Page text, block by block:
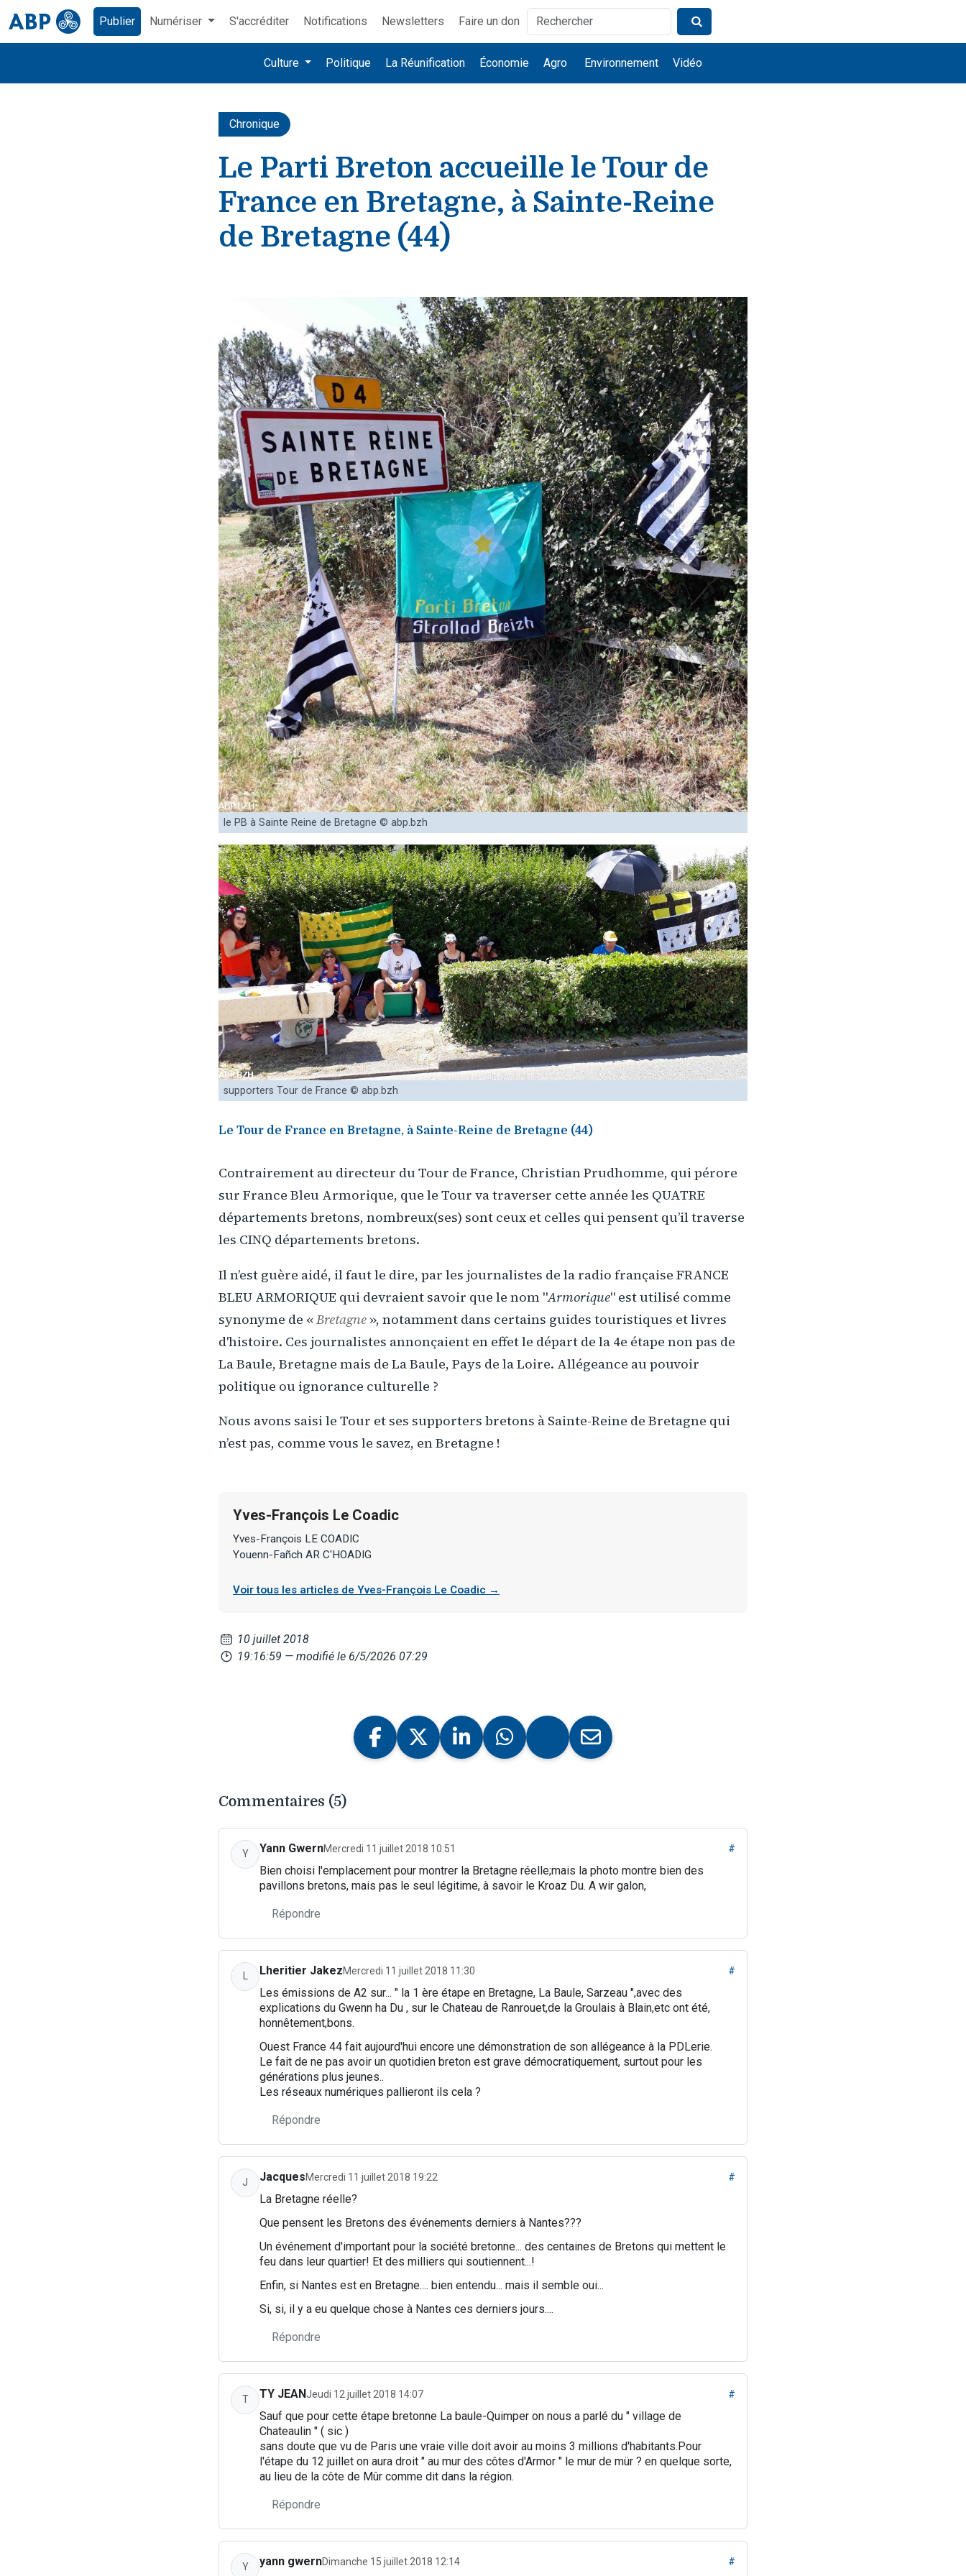
Publier Numériser S'accréditer Notifications Newsletters Faire un don
Culture Politique La Réunification Économie Agro Environnement Vidéo
Chronique
Le Parti Breton accueille le Tour de
France en Bretagne, à Sainte-Reine
de Bretagne (44)
le PB à Sainte Reine de Bretagne © abp.bzh
supporters Tour de France © abp.bzh
Le Tour de France en Bretagne, à Sainte-Reine de Bretagne (44)
Contrairement au directeur du Tour de France, Christian Prudhomme, qui pérore
sur France Bleu Armorique, que le Tour va traverser cette année les QUATRE
départements bretons, nombreux(ses) sont ceux et celles qui pensent qu’il traverse
les CINQ départements bretons.
Il n’est guère aidé, il faut le dire, par les journalistes de la radio française FRANCE
BLEU ARMORIQUE qui devraient savoir que le nom "Armorique" est utilisé comme
synonyme de «Bretagne », notamment dans certains guides touristiques et livres
d'histoire. Ces journalistes annonçaient en effet le départ de la 4e étape non pas de
La Baule, Bretagne mais de La Baule, Pays de la Loire. Allégeance au pouvoir
politique ou ignorance culturelle ?
Nous avons saisi le Tour et ses supporters bretons à Sainte-Reine de Bretagne qui
n’est pas, comme vous le savez, en Bretagne !
Yves-François Le Coadic
Yves-François LE COADIC
Youenn-Fañch AR C'HOADIG
Voir tous les articles de Yves-François Le Coadic →
10 juillet 2018
19:16:59 — modifié le 6/5/2026 07:29
Commentaires (5)
Y Yann GwernMercredi 11 juillet 2018 10:51 #
Bien choisi l'emplacement pour montrer la Bretagne réelle;mais la photo montre bien des
pavillons bretons, mais pas le seul légitime, à savoir le Kroaz Du. A wir galon,
Répondre
L Lheritier JakezMercredi 11 juillet 2018 11:30 #
Les émissions de A2 sur... " la 1 ère étape en Bretagne, La Baule, Sarzeau ",avec des
explications du Gwenn ha Du , sur le Chateau de Ranrouet,de la Groulais à Blain,etc ont été,
honnêtement,bons.
Ouest France 44 fait aujourd'hui encore une démonstration de son allégeance à la PDLerie.
Le fait de ne pas avoir un quotidien breton est grave démocratiquement, surtout pour les
générations plus jeunes..
Les réseaux numériques pallieront ils cela ?
Répondre
J JacquesMercredi 11 juillet 2018 19:22 #
La Bretagne réelle?
Que pensent les Bretons des événements derniers à Nantes???
Un événement d'important pour la société bretonne... des centaines de Bretons qui mettent le
feu dans leur quartier! Et des milliers qui soutiennent...!
Enfin, si Nantes est en Bretagne.... bien entendu... mais il semble oui...
Si, si, il y a eu quelque chose à Nantes ces derniers jours....
Répondre
T TY JEANJeudi 12 juillet 2018 14:07 #
Sauf que pour cette étape bretonne La baule-Quimper on nous a parlé du " village de
Chateaulin " ( sic )
sans doute que vu de Paris une vraie ville doit avoir au moins 3 millions d'habitants.Pour
l'étape du 12 juillet on aura droit " au mur des côtes d'Armor " le mur de mür ? en quelque sorte,
au lieu de la côte de Mûr comme dit dans la région.
Répondre
Y yann gwernDimanche 15 juillet 2018 12:14 #